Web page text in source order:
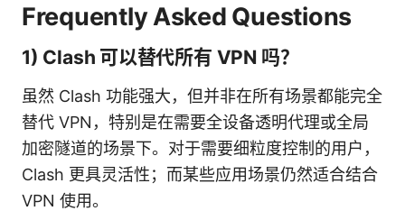
Frequently Asked Questions
1) Clash 可以替代所有 VPN 吗？
虽然 Clash 功能强大，但并非在所有场景都能完全
替代 VPN，特别是在需要全设备透明代理或全局
加密隧道的场景下。对于需要细粒度控制的用户，
Clash 更具灵活性；而某些应用场景仍然适合结合
VPN 使用。